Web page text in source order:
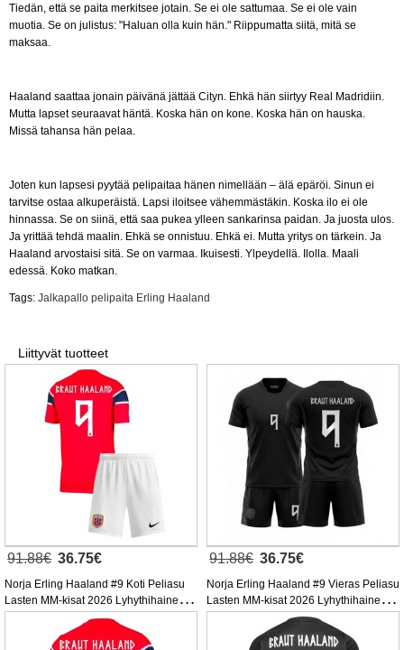
Tiedän, että se paita merkitsee jotain. Se ei ole sattumaa. Se ei ole vain
muotia. Se on julistus: "Haluan olla kuin hän." Riippumatta siitä, mitä se
maksaa.
Haaland saattaa jonain päivänä jättää Cityn. Ehkä hän siirtyy Real Madridiin.
Mutta lapset seuraavat häntä. Koska hän on kone. Koska hän on hauska.
Missä tahansa hän pelaa.
Joten kun lapsesi pyytää pelipaitaa hänen nimellään – älä epäröi. Sinun ei
tarvitse ostaa alkuperäistä. Lapsi iloitsee vähemmästäkin. Koska ilo ei ole
hinnassa. Se on siinä, että saa pukea ylleen sankarinsa paidan. Ja juosta ulos.
Ja yrittää tehdä maalin. Ehkä se onnistuu. Ehkä ei. Mutta yritys on tärkein. Ja
Haaland arvostaisi sitä. Se on varmaa. Ikuisesti. Ylpeydellä. Ilolla. Maali
edessä. Koko matkan.
Tags: Jalkapallo pelipaita Erling Haaland
Liittyvät tuotteet
91.88€ 36.75€
Norja Erling Haaland #9 Koti Peliasu
Lasten MM-kisat 2026 Lyhythihainen (+
91.88€ 36.75€
Norja Erling Haaland #9 Vieras Peliasu
Lasten MM-kisat 2026 Lyhythihainen (+